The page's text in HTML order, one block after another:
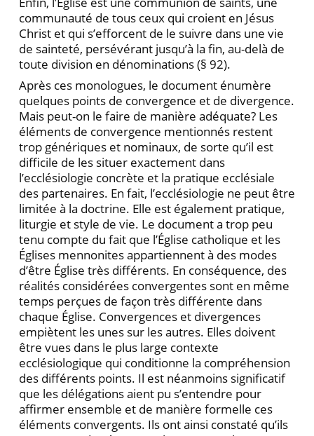
communauté de tous ceux qui croient en Jésus
Christ et qui s’efforcent de le suivre dans une vie
de sainteté, persévérant jusqu’à la fin, au-delà de
toute division en dénominations (§ 92).
Après ces monologues, le document énumère
quelques points de convergence et de divergence.
Mais peut-on le faire de manière adéquate? Les
éléments de convergence mentionnés restent
trop génériques et nominaux, de sorte qu’il est
difficile de les situer exactement dans
l’ecclésiologie concrète et la pratique ecclésiale
des partenaires. En fait, l’ecclésiologie ne peut être
limitée à la doctrine. Elle est également pratique,
liturgie et style de vie. Le document a trop peu
tenu compte du fait que l’Église catholique et les
Églises mennonites appartiennent à des modes
d’être Église très différents. En conséquence, des
réalités considérées convergentes sont en même
temps perçues de façon très différente dans
chaque Église. Convergences et divergences
empiètent les unes sur les autres. Elles doivent
être vues dans le plus large contexte
ecclésiologique qui conditionne la compréhension
des différents points. Il est néanmoins significatif
que les délégations aient pu s’entendre pour
affirmer ensemble et de manière formelle ces
éléments convergents. Ils ont ainsi constaté qu’ils